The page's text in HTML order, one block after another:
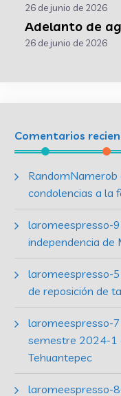
26 de junio de 2026
Adelanto de
26 de junio de 2026
Comentarios
RandomNamerob
condolencias a la
laromeespresso-
independencia de
laromeespresso-
de reposición de
laromeespresso-
semestre 2024-1
Tehuantepec
laromeespresso-